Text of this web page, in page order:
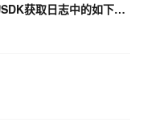
如何使用Java代码通过阿里云Log服务的SDK获取日志中的如下标签?